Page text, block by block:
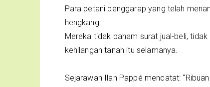
Para petani penggarap yang telah
hengkang.
Mereka tidak paham surat jual-beli,
kehilangan tanah itu selamanya.
Sejarawan Ilan Pappé mencatat: